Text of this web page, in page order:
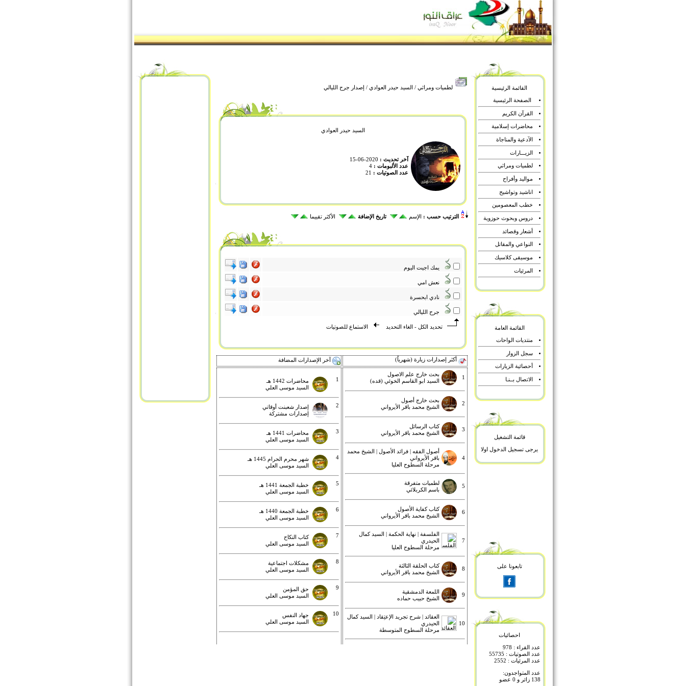
لطميات ومراثي / السيد حيدر العوادي / إصدار جرح الليالي
السيد حيدر العوادي
آخر تحديث : 2020-06-15
عدد الألبومات : 4
عدد الصوتيات : 21
الترتيب حسب : الإسم تاريخ الإضافة الأكثر تقييما
يمك اجيت اليوم
نعش امي
نادي ابحسرة
جرح الليالي
تحديد الكل - الغاء التحديد الاستماع للصوتيات
أكثر إصدارات زيارة (شهرياً) آخر الإصدارات المضافة
1
بحث خارج علم الاصول
السيد ابو القاسم الخوئي (قده)
2
بحث خارج أصول
الشيخ محمد باقر الأيرواني
3
كتاب الرسائل
الشيخ محمد باقر الأيرواني
4
أصول الفقه | فرائد الأصول | الشيخ محمد
باقر الأيرواني
مرحلة السطوح العليا
5
لطميات متفرقة
باسم الكربلائي
6
كتاب كفاية الأصول
الشيخ محمد باقر الأيرواني
7
الفلسفة | نهاية الحكمة | السيد كمال
الحيدري
مرحلة السطوح العليا
8
كتاب الحلقة الثالثة
الشيخ محمد باقر الأيرواني
9
اللمعة الدمشقية
الشيخ حبيب حماده
10
العقائد | شرح تجريد الإعتِقاد | السيد كمال
الحيدري
مرحلة السطوح المتوسطة
1
محاضرات 1442 هـ
السيد موسى العلي
2
إصدار شعبنت أوقاتي
إصدارات مشتركة
3
محاضرات 1441 هـ
السيد موسى العلي
4
شهر محرم الحرام 1445 هـ
السيد موسى العلي
5
خطبة الجمعة 1441 هـ
السيد موسى العلي
6
خطبة الجمعة 1440 هـ
السيد موسى العلي
7
كتاب النكاح
السيد موسى العلي
8
مشكلات اجتماعية
السيد موسى العلي
9
حق المؤمن
السيد موسى العلي
10
جهاد النفس
السيد موسى العلي
القائمة الرئيسية
الصفحة الرئيسية
القرآن الكريم
محاضرات إسلامية
الآدعية والمناجاة
الزيـــارات
لطميات ومراثي
مواليد وأفراح
اناشيد وتواشيح
خطب المعصومين
دروس وبحوث حوزوية
أشعار وقصائد
النواعي والمقاتل
موسيقى كلاسيك
المرئيات
القائمة العامة
منتديات الواحات
سجل الزوار
أحصائية الزيارات
الاتصال بــنـا
قائمة التشغيل
يرجى تسجيل الدخول اولا
تابعونا على
احصائيات
عدد القراء : 978
عدد الصوتيات : 55735
عدد المرئيات : 2552
عدد المتواجدون:
138 زائر و 0 عضو